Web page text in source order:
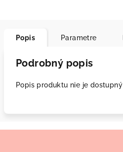
Popis Parametre
Podrobný popis
Popis produktu nie je dostupný